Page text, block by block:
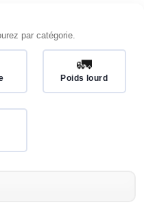
par catégorie.
🚛
Poids lourd